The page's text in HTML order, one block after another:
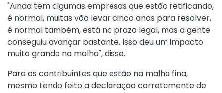
"Ainda tem algumas empresas que estão retificando,
é normal, muitas vão levar cinco anos para resolver,
é normal também, está no prazo legal, mas a gente
conseguiu avançar bastante. Isso deu um impacto
muito grande na malha", disse.
Para os contribuintes que estão na malha fina,
mesmo tendo feito a declaração corretamente de